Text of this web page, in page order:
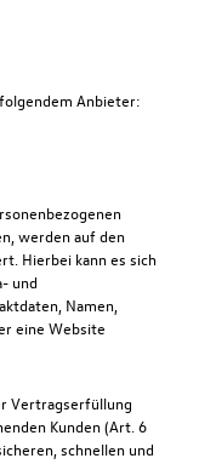
Anbieter:
werden auf den
Hierbei kann es sich
und
Namen,
eine Website
Vertragserfüllung
Kunden (Art. 6
schnellen und